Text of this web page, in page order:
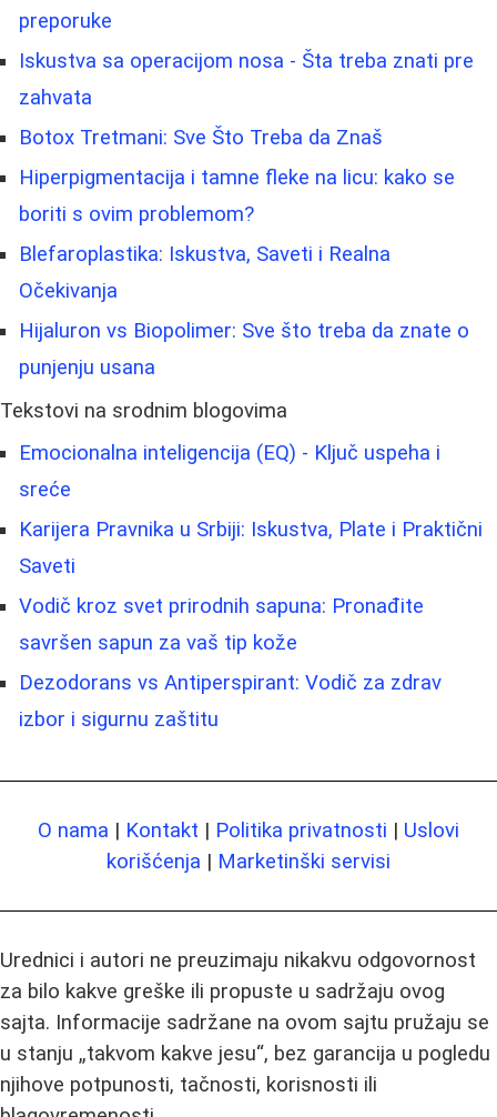
preporuke
Iskustva sa operacijom nosa - Šta treba znati pre
zahvata
Botox Tretmani: Sve Što Treba da Znaš
Hiperpigmentacija i tamne fleke na licu: kako se
boriti s ovim problemom?
Blefaroplastika: Iskustva, Saveti i Realna
Očekivanja
Hijaluron vs Biopolimer: Sve što treba da znate o
punjenju usana
Tekstovi na srodnim blogovima
Emocionalna inteligencija (EQ) - Ključ uspeha i
sreće
Karijera Pravnika u Srbiji: Iskustva, Plate i Praktični
Saveti
Vodič kroz svet prirodnih sapuna: Pronađite
savršen sapun za vaš tip kože
Dezodorans vs Antiperspirant: Vodič za zdrav
izbor i sigurnu zaštitu
O nama | Kontakt | Politika privatnosti | Uslovi
korišćenja | Marketinški servisi
Urednici i autori ne preuzimaju nikakvu odgovornost
za bilo kakve greške ili propuste u sadržaju ovog
sajta. Informacije sadržane na ovom sajtu pružaju se
u stanju „takvom kakve jesu“, bez garancija u pogledu
njihove potpunosti, tačnosti, korisnosti ili